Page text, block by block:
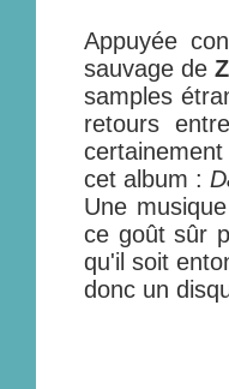
Appuyée
sauvage de
samples
retours
cet album :
Une
ce goût sûr
qu'il soit
donc un